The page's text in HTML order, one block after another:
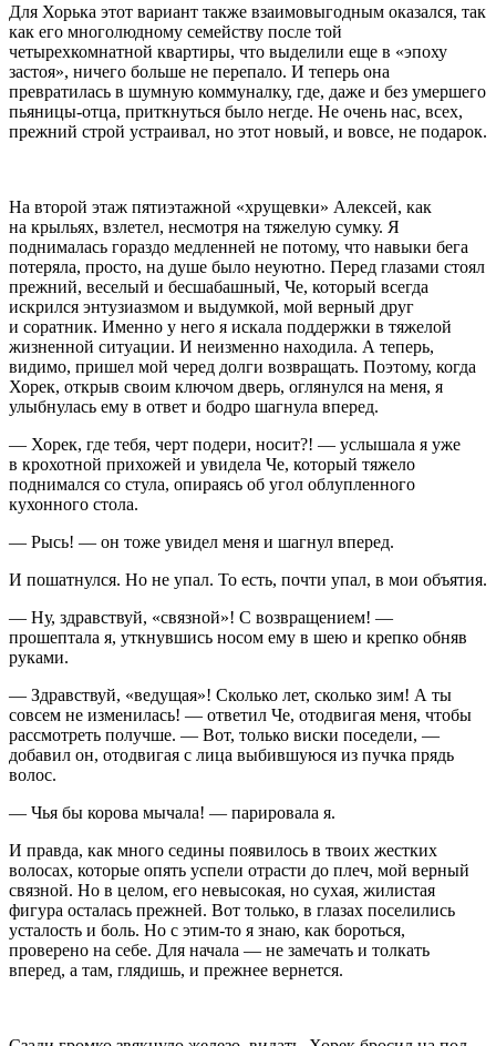
Для Хорька этот вариант также взаимовыгодным оказался, так
как его многолюдному семейству после той
четырехкомнатной квартиры, что выделили еще в «эпоху
застоя», ничего больше не перепало. И теперь она
превратилась в шумную коммуналку, где, даже и без умершего
пьяницы-отца, приткнуться было негде. Не очень нас, всех,
прежний строй устраивал, но этот новый, и вовсе, не подарок.
На второй этаж пятиэтажной «хрущевки» Алексей, как
на крыльях, взлетел, несмотря на тяжелую сумку. Я
поднималась гораздо медленней не потому, что навыки бега
потеряла, просто, на душе было неуютно. Перед глазами стоял
прежний, веселый и бесшабашный, Че, который всегда
искрился энтузиазмом и выдумкой, мой верный друг
и соратник. Именно у него я искала поддержки в тяжелой
жизненной ситуации. И неизменно находила. А теперь,
видимо, пришел мой черед долги возвращать. Поэтому, когда
Хорек, открыв своим ключом дверь, оглянулся на меня, я
улыбнулась ему в ответ и бодро шагнула вперед.
— Хорек, где тебя, черт подери, носит?! — услышала я уже
в крохотной прихожей и увидела Че, который тяжело
поднимался со стула, опираясь об угол облупленного
кухонного стола.
— Рысь! — он тоже увидел меня и шагнул вперед.
И пошатнулся. Но не упал. То есть, почти упал, в мои объятия.
— Ну, здравствуй, «связной»! С возвращением! —
прошептала я, уткнувшись носом ему в шею и крепко обняв
руками.
— Здравствуй, «ведущая»! Сколько лет, сколько зим! А ты
совсем не изменилась! — ответил Че, отодвигая меня, чтобы
рассмотреть получше. — Вот, только виски поседели, —
добавил он, отодвигая с лица выбившуюся из пучка прядь
волос.
— Чья бы корова мычала! — парировала я.
И правда, как много седины появилось в твоих жестких
волосах, которые опять успели отрасти до плеч, мой верный
связной. Но в целом, его невысокая, но сухая, жилистая
фигура осталась прежней. Вот только, в глазах поселились
усталость и боль. Но с этим-то я знаю, как бороться,
проверено на себе. Для начала — не замечать и толкать
вперед, а там, глядишь, и прежнее вернется.